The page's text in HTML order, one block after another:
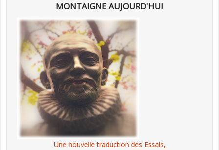
MONTAIGNE AUJOURD'HUI
Une nouvelle traduction des Essais,